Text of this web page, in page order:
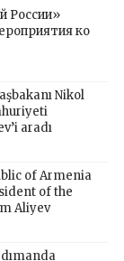
России»
ко
Nikol
aradı
of Armenia
of the
Aliyev